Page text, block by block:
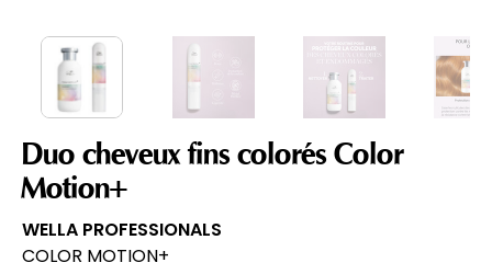
Duo cheveux fins colorés Color
Motion+
WELLA PROFESSIONALS
COLOR MOTION+